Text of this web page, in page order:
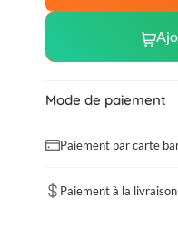
Mode de paiement
Paiement par carte
Paiement à la livraison